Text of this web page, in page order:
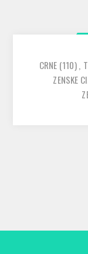
CRNE (110),
ZENSKE